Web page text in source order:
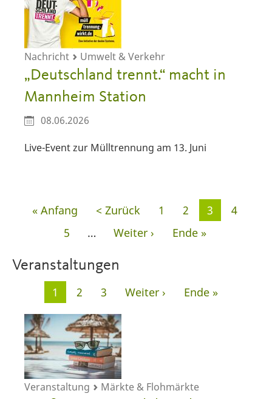
Nachricht Umwelt & Verkehr
„Deutschland trennt.“ macht in
Mannheim Station
08.06.2026
Live-Event zur Mülltrennung am 13. Juni
Seitennummerierung
Erste
« Anfang
Vorherige
Seite
< Zurück Seite
1 Seite
2
Aktuelle
3 Seite
4
Seite
5 …
Nächste
Weiter ›
Letzte
Ende »
Veranstaltungen
Seitennummerierung
Aktuelle
Seite
1 Seite
2 Seite
3
Nächste
Weiter ›
Letzte
Ende »
Veranstaltung Märkte & Flohmärkte